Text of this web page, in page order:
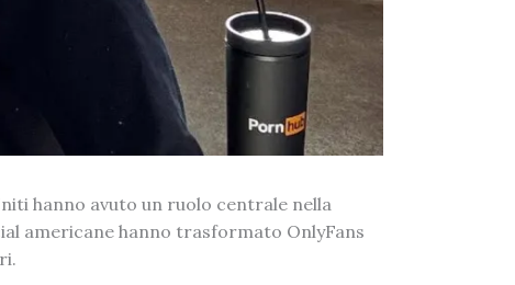
hanno avuto un ruolo centrale nella
americane hanno trasformato OnlyFans